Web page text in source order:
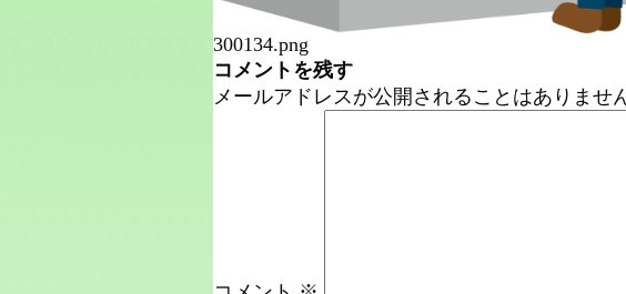
300134.png
コメントを残す
メールアドレスが公開されることはありません